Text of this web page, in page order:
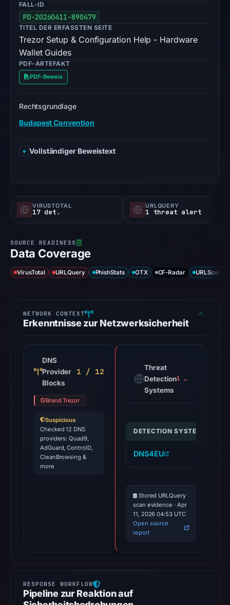
FALL-ID
PD-20260411-890479
TITEL DER ERFASSTEN SEITE
Trezor Setup & Configuration Help - Hardware
Wallet Guides
PDF-ARTEFAKT
PDF-Beweis
Rechtsgrundlage
Budapest Convention
Vollständiger Beweistext
VIRUSTOTAL
17 det.
URLQUERY
1 threat alert
Data Coverage
VirusTotal URLQuery PhishStats OTX CF-Radar URLScan
Erkenntnisse zur Netzwerksicherheit
DNS
Provider
Blocks
1 / 12
Brand Trezor
Suspicious·
Checked 12 DNS
providers: Quad9,
AdGuard, ControlD,
CleanBrowsing &
more
Threat
Detection
Systems
1 alert
DETECTION SYSTEM
DNS4EU
Stored URLQuery
scan evidence · Apr
11, 2026 04:53 UTC
Open source
report
Pipeline zur Reaktion auf